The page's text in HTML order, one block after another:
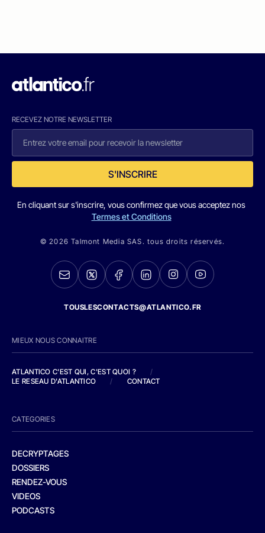
RECEVEZ NOTRE NEWSLETTER
S'INSCRIRE
En cliquant sur s'inscrire, vous confirmez que vous acceptez nos
Termes et Conditions
© 2026 Talmont Media SAS. tous droits réservés.
TOUSLESCONTACTS@ATLANTICO.FR
MIEUX NOUS CONNAITRE
ATLANTICO C'EST QUI, C'EST QUOI ?
/
LE RESEAU D'ATLANTICO
/ CONTACT
CATEGORIES
DECRYPTAGES
DOSSIERS
RENDEZ-VOUS
VIDEOS
PODCASTS